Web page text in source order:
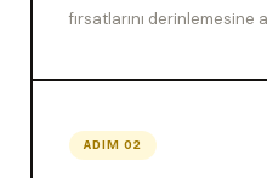
fırsatlarını derinlemesine
ADIM 02